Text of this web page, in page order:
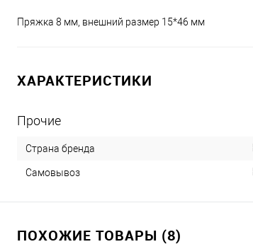
Пряжка 8 мм, внешний размер 15*46 мм
ХАРАКТЕРИСТИКИ
Прочие
Страна бренда
Самовывоз
ПОХОЖИЕ ТОВАРЫ (8)